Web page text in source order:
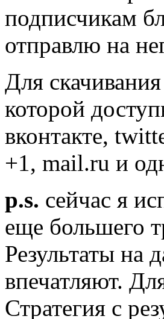
подписчикам
отправлю на
Для
которой
вконтакте,
+1, mail.ru и
p.s. сейчас я
еще большего
Результаты на
впечатляют.
Стратегия с